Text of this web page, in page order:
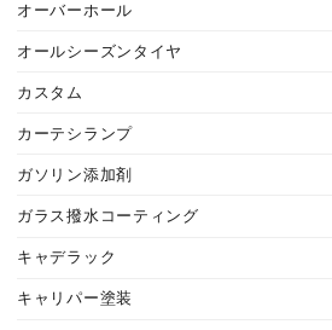
オーバーホール
オールシーズンタイヤ
カスタム
カーテシランプ
ガソリン添加剤
ガラス撥水コーティング
キャデラック
キャリパー塗装